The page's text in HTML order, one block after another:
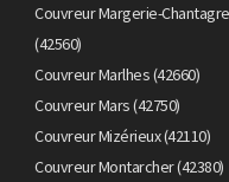
Couvreur Margerie-
(42560)
Couvreur Marlhes (42660)
Couvreur Mars (42750)
Couvreur Mizérieux (42110)
Couvreur Montarcher (42380)